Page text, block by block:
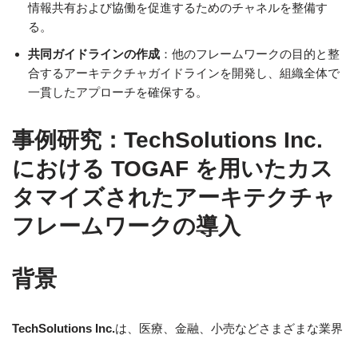
情報共有および協働を促進するためのチャネルを整備す
る。
共同ガイドラインの作成 ：他のフレームワークの目的と整
合するアーキテクチャガイドラインを開発し、組織全体で
一貫したアプローチを確保する。
事例研究：TechSolutions Inc.
における TOGAF を用いたカス
タマイズされたアーキテクチャ
フレームワークの導入
背景
TechSolutions Inc.は、医療、金融、小売などさまざまな業界